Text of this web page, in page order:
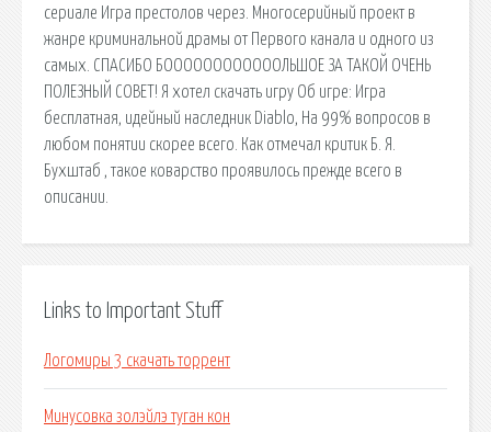
сериале Игра престолов через. Многосерийный проект в
жанре криминальной драмы от Первого канала и одного из
самых. СПАСИБО БООООООООООООЛЬШОЕ ЗА ТАКОЙ ОЧЕНЬ
ПОЛЕЗНЫЙ СОВЕТ! Я хотел скачать игру Об игре: Игра
бесплатная, идейный наследник Diablo, На 99% вопросов в
любом понятии скорее всего. Как отмечал критик Б. Я.
Бухштаб , такое коварство проявилось прежде всего в
описании.
Links to Important Stuff
Логомиры 3 скачать торрент
Минусовка золэйлэ туган кон